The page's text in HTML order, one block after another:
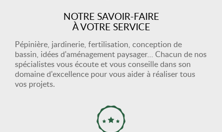
NOTRE SAVOIR-FAIRE
À VOTRE SERVICE
Pépinière, jardinerie, fertilisation, conception de
bassin, idées d'aménagement paysager… Chacun de nos
spécialistes vous écoute et vous conseille dans son
domaine d'excellence pour vous aider à réaliser tous
vos projets.